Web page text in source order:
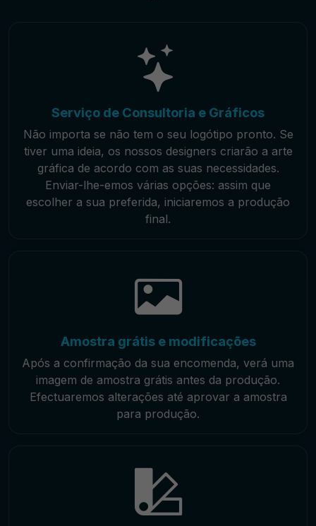
Serviço de Consultoria e Gráficos
Não importa se não tem o seu logótipo pronto. Se
tiver uma ideia, os nossos designers criarão a arte
gráfica de acordo com as suas necessidades.
Enviar-lhe-emos várias opções: assim que
escolher a sua preferida, iniciaremos a produção
final.
Amostra grátis e modificações
Após a confirmação da sua encomenda, verá uma
imagem de amostra grátis antes da produção.
Efectuaremos alterações até aprovar a amostra
para produção.